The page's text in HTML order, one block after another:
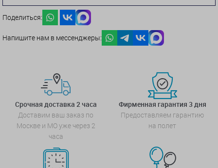
Поделиться:
Напишите нам в мессенджеры:
Срочная доставка 2 часа
Доставим ваш заказ по
Москве и МО уже через 2
часа
Фирменная гарантия 3 дня
Предоставляем гарантию
на полет